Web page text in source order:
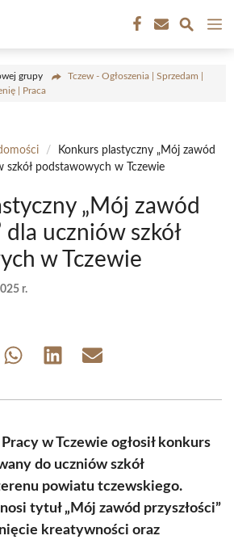
grupy
Tczew - Ogłoszenia | Sprzedam |
| Praca
/
Konkurs plastyczny „Mój zawód
szkół podstawowych w Tczewie
„Mój zawód
dla uczniów szkół
w Tczewie
r.
Share Share Share
w Tczewie ogłosił konkurs
do uczniów szkół
powiatu tczewskiego.
tytuł „Mój zawód przyszłości”
kreatywności oraz